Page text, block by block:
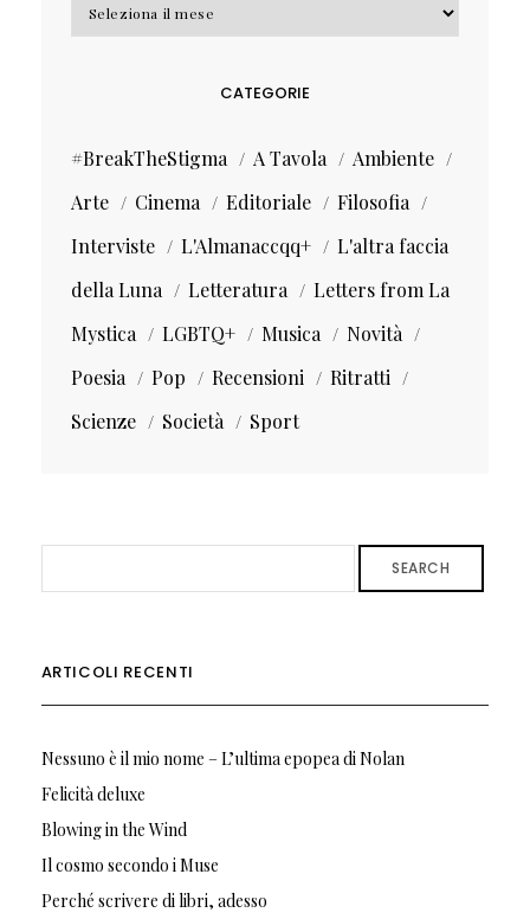
CATEGORIE
#BreakTheStigma A Tavola
Ambiente
Arte
Cinema Editoriale
Filosofia
Interviste
L'Almanaccqq+
L'altra faccia
della Luna
Letteratura
Letters from La
Mystica
LGBTQ+ Musica
Novità
Poesia
Pop Recensioni
Ritratti
Scienze
Società Sport
SEARCH
ARTICOLI RECENTI
Nessuno è il mio nome – L’ultima epopea di Nolan
Felicità deluxe
Blowing in the Wind
Il cosmo secondo i Muse
Perché scrivere di libri, adesso